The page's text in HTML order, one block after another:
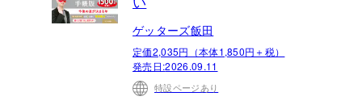
ゲッターズ飯田
定価2,035円（本体1,850円＋税）
発売日:2026.09.11
特設ページあり